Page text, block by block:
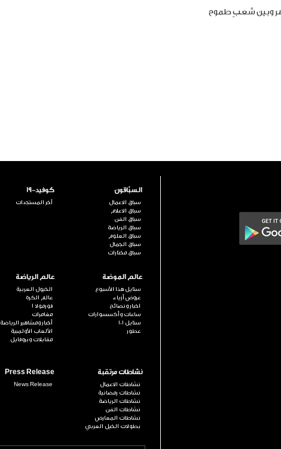
وبين شعبٍ طموح
السبّاقون
سباق الاعمال
سباق الاعلام
سباق الفن
سباق الرياضة
سباق العلوم
سباق الجمال
سباق مختارات
كوفيد-19
آخر المستجدات
عالم الموضة
ستايل هذا الأسبوع
عروض أزياء
اخبار ونصائح
ساعات وأكسسوارات
ستايل 101
عطور
عالم الرياضة
الخيول العربية
عالم الكرة
فورمولا 1
مغامرات
أخبار ومشاهير الرياضة
الألعاب الأولمبية
مقابلات وبروفايل
نشاطات مرتقبة
نشاطات الاعمال
نشاطات رمضانية
نشاطات الرياضة
نشاطات الفن
نشاطات المعارض
بطولات الخيل العربي
Press Release
News Release